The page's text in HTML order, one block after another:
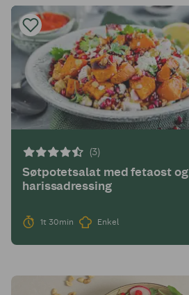
(3)
Søtpotetsalat med fetaost og
harissadressing
1t 30min Enkel